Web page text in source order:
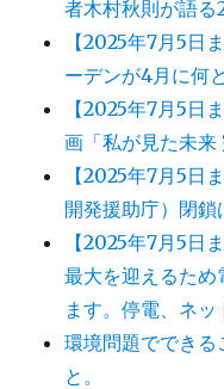
者木村秋則が語
【2025年7月5日
ーデンが4月に何
【2025年7月5日
画「私が見た未来
【2025年7月5日
開発援助庁）閉鎖
【2025年7月5日
最大を迎えるため
ます。停電、ネ
環境問題でできる
と。